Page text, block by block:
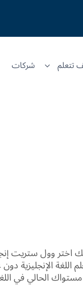
تتعلم شركات
لك اختر وول ستريت
اللغة الإنجليزية
الحالي في